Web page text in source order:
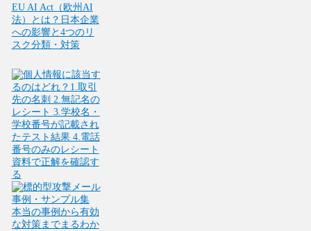
EU AI Act（欧州AI
法）とは？日本企業
への影響と4つのリ
スク分類・対策